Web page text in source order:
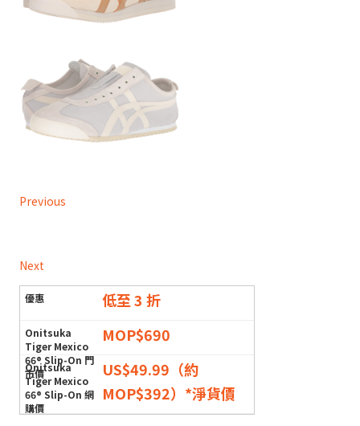
Previous
Next
低至 3 折
MOP$690
US$49.99（約
MOP$392）*淨貨價